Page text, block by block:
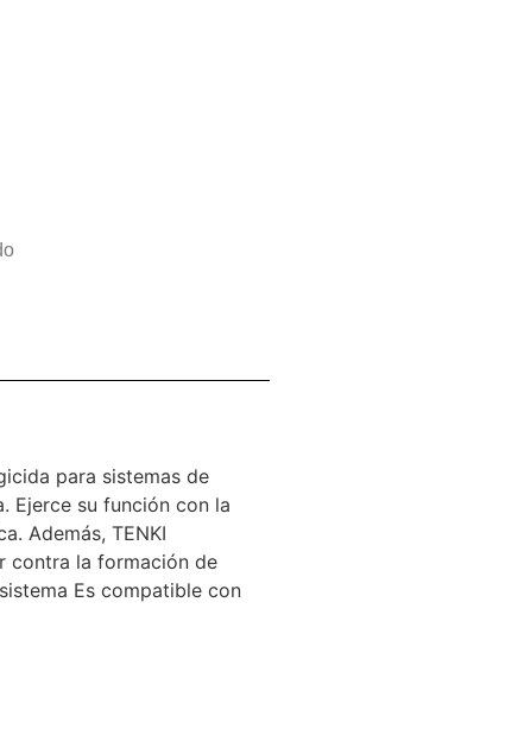
para sistemas de
Ejerce su función con la
Además, TENKI
contra la formación de
Es compatible con